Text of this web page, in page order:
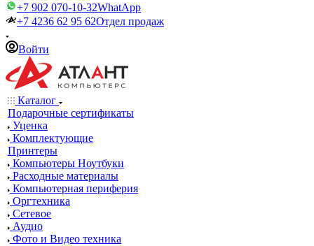
+7 902 070-10-32WhatApp
+7 4236 62 95 62Отдел продаж
Войти
Каталог
Подарочные сертификаты
Уценка
Комплектующие
Принтеры
Компьютеры Ноутбуки
Расходные материалы
Компьютерная периферия
Оргтехника
Сетевое
Аудио
Фото и Видео техника